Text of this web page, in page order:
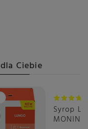
Ciebie
Syrop
MONIN